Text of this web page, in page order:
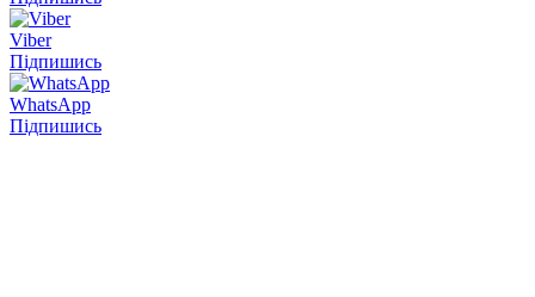
Viber
Підпишись
WhatsApp
Підпишись